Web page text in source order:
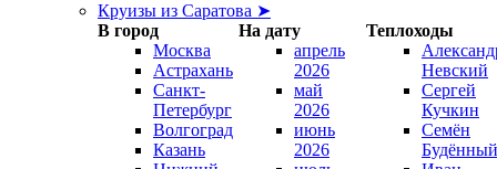
Круизы из Саратова ➤
В город
На дату
Теплоходы
Москва
Астрахань
Санкт-
Петербург
Волгоград
Казань
апрель
2026
май
2026
июнь
2026
Невский
Сергей
Кучкин
Семён
Будённый